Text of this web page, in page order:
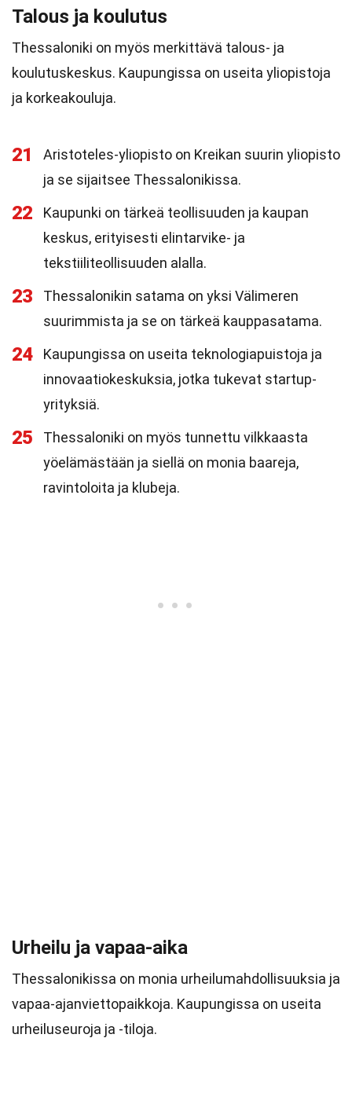
Talous ja koulutus
Thessaloniki on myös merkittävä talous- ja
koulutuskeskus. Kaupungissa on useita yliopistoja
ja korkeakouluja.
21
Aristoteles-yliopisto on Kreikan suurin yliopisto
ja se sijaitsee Thessalonikissa.
22
Kaupunki on tärkeä teollisuuden ja kaupan
keskus, erityisesti elintarvike- ja
tekstiiliteollisuuden alalla.
23
Thessalonikin satama on yksi Välimeren
suurimmista ja se on tärkeä kauppasatama.
24
Kaupungissa on useita teknologiapuistoja ja
innovaatiokeskuksia, jotka tukevat startup-
yrityksiä.
25
Thessaloniki on myös tunnettu vilkkaasta
yöelämästään ja siellä on monia baareja,
ravintoloita ja klubeja.
Urheilu ja vapaa-aika
Thessalonikissa on monia urheilumahdollisuuksia ja
vapaa-ajanviettopaikkoja. Kaupungissa on useita
urheiluseuroja ja -tiloja.